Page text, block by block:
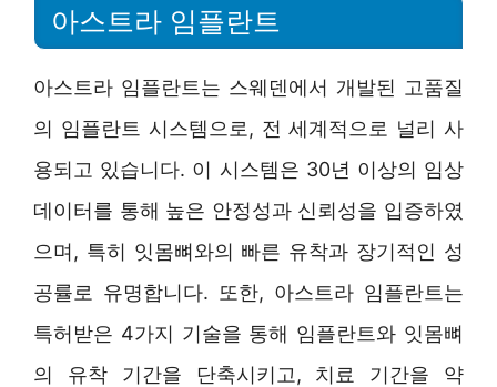
아스트라 임플란트
아스트라 임플란트는 스웨덴에서 개발된 고품질
의 임플란트 시스템으로, 전 세계적으로 널리 사
용되고 있습니다. 이 시스템은 30년 이상의 임상
데이터를 통해 높은 안정성과 신뢰성을 입증하였
으며, 특히 잇몸뼈와의 빠른 유착과 장기적인 성
공률로 유명합니다. 또한, 아스트라 임플란트는
특허받은 4가지 기술을 통해 임플란트와 잇몸뼈
의 유착 기간을 단축시키고, 치료 기간을 약